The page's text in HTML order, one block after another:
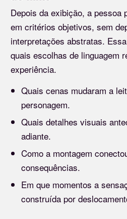
Depois da exibição, a pessoa
em critérios objetivos, sem
interpretações abstratas.
quais escolhas de linguagem
experiência.
Quais cenas mudaram a
personagem.
Quais detalhes visuais
adiante.
Como a montagem
consequências.
Em que momentos a
construída por